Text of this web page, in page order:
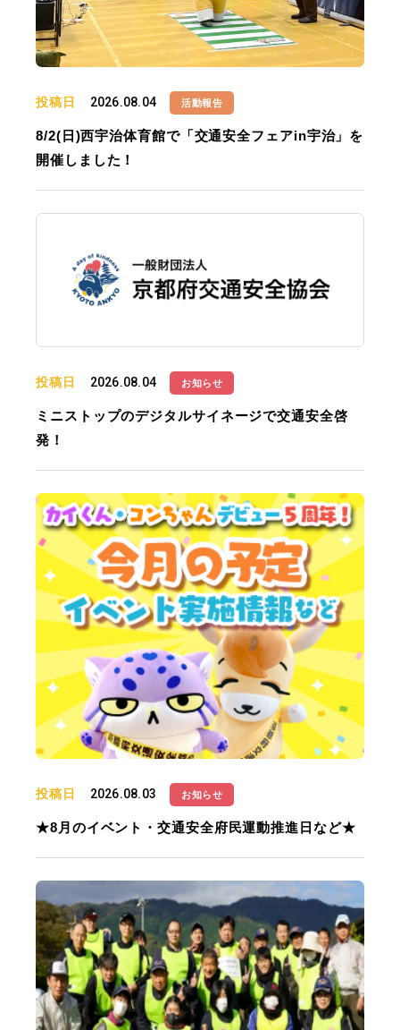
投稿日 2026.08.04 活動報告
8/2(日)西宇治体育館で「交通安全フェアin宇治」を
開催しました！
投稿日 2026.08.04 お知らせ
ミニストップのデジタルサイネージで交通安全啓
発！
投稿日 2026.08.03 お知らせ
★8月のイベント・交通安全府民運動推進日など★